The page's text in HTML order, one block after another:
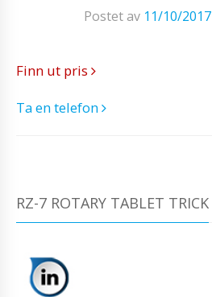
Postet av 11/10/2017
Finn ut pris
Ta en telefon
RZ-7 ROTARY TABLET TRICK